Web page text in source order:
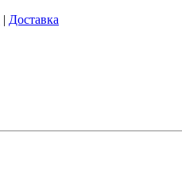
| Доставка